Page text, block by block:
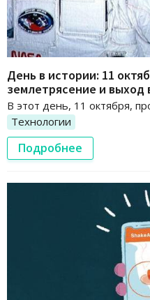
День в истории: 11
землетрясение и выход
В этот день, 11 октября,
Технологии
Подробнее